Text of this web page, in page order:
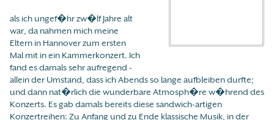
als ich ungef�hr zw�lf Jahre alt
war, da nahmen mich meine
Eltern in Hannover zum ersten
Mal mit in ein Kammerkonzert. Ich
fand es damals sehr aufregend -
allein der Umstand, dass ich Abends so lange aufbleiben durfte;
und dann nat�rlich die wunderbare Atmosph�re w�hrend des
Konzerts. Es gab damals bereits diese sandwich-artigen
Konzertreihen: Zu Anfang und zu Ende klassische Musik, in der